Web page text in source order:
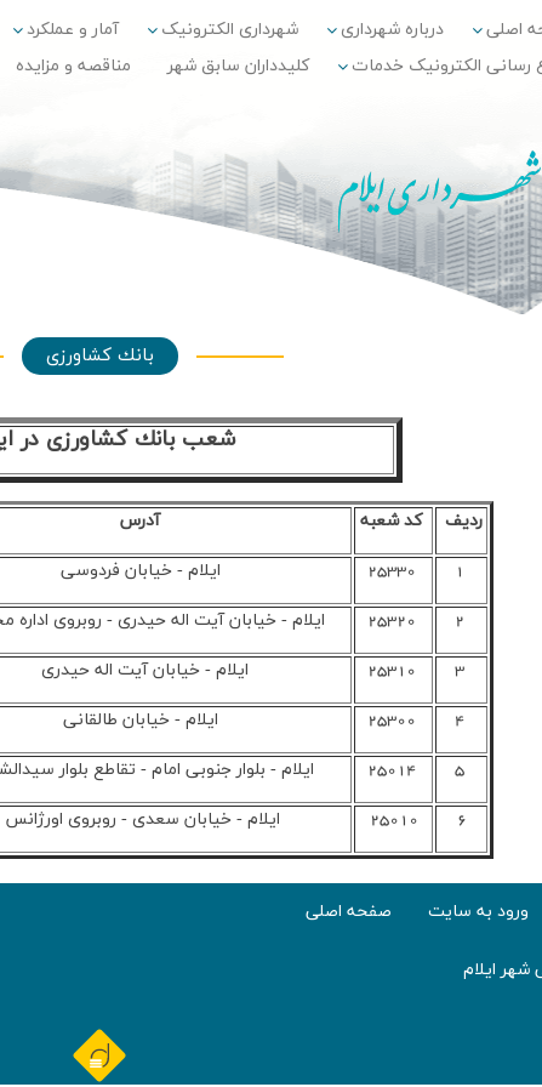
اصلی درباره شهرداری شهرداری الکترونیک آمار و عملکرد
رسانی الکترونیک خدمات
کلیدداران سابق شهر مناقصه و مزایده
بانك كشاورزي
شعب بانك كشاورزي در
رديف كد شعبه آدرس
ايلام - خيابان فردوسي
ايلام - خيابان آيت اله حيدري - روبروي اداره
3 ايلام - خيابان آيت اله حيدري
4 ايلام - خيابان طالقاني
5
25014 ايلام - بلوار جنوبي امام - تقاطع بلوار
6
25010 ايلام - خيابان سعدي - روبروي اورژانس
ورود به سایت صفحه اصلی
شهر ایلام